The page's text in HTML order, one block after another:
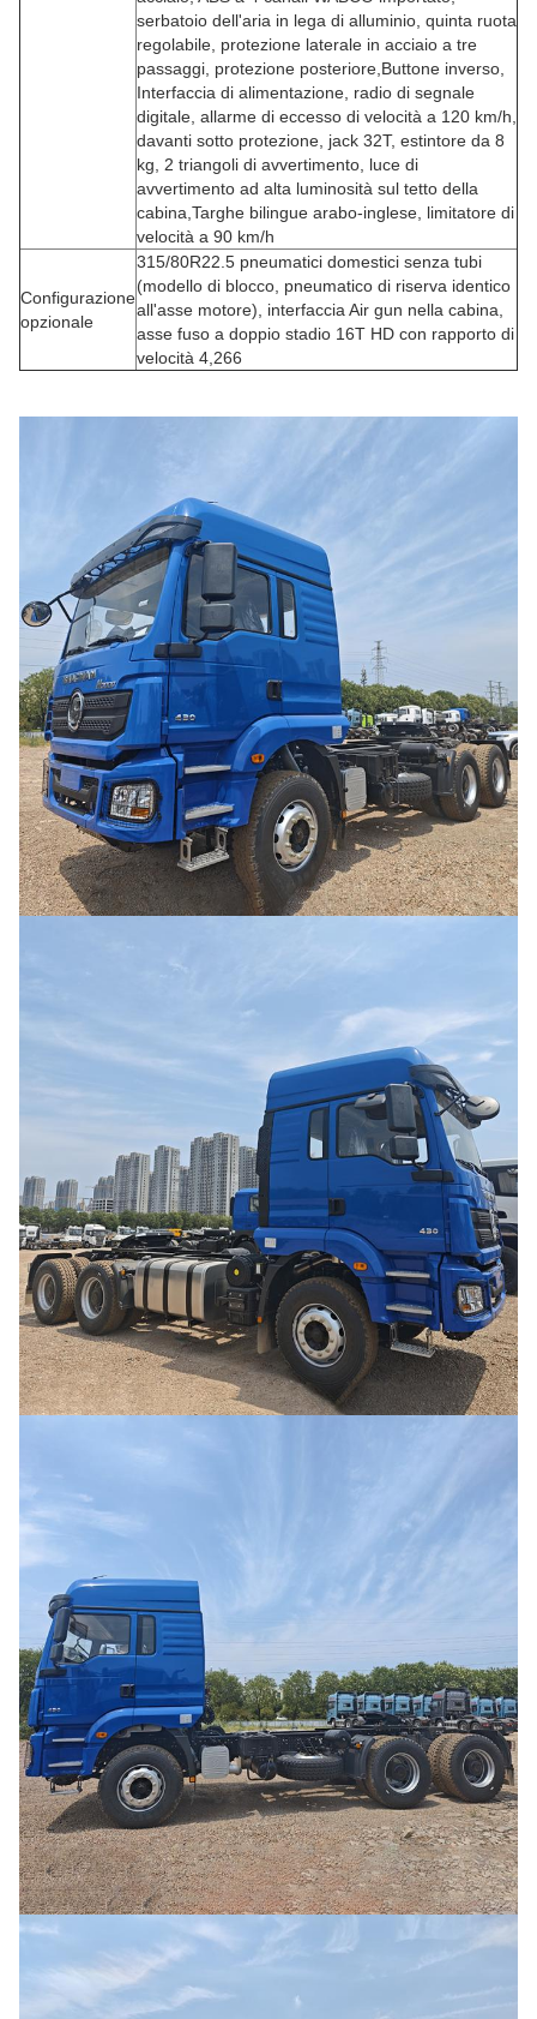
serbatoio dell'aria in lega di alluminio, quinta ruota
regolabile, protezione laterale in acciaio a tre
passaggi, protezione posteriore,Buttone inverso,
Interfaccia di alimentazione, radio di segnale
digitale, allarme di eccesso di velocità a 120 km/h,
davanti sotto protezione, jack 32T, estintore da 8
kg, 2 triangoli di avvertimento, luce di
avvertimento ad alta luminosità sul tetto della
cabina,Targhe bilingue arabo-inglese, limitatore di
velocità a 90 km/h
Configurazione
opzionale
315/80R22.5 pneumatici domestici senza tubi
(modello di blocco, pneumatico di riserva identico
all'asse motore), interfaccia Air gun nella cabina,
asse fuso a doppio stadio 16T HD con rapporto di
velocità 4,266